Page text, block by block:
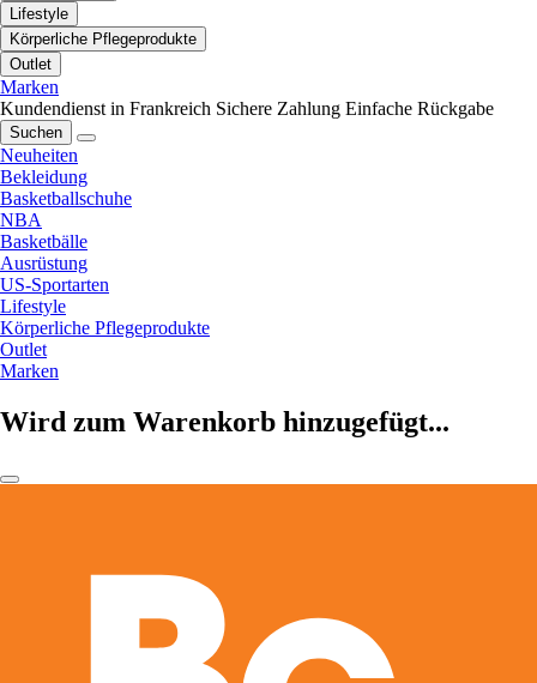
Lifestyle
Körperliche Pflegeprodukte
Outlet
Marken
Kundendienst in Frankreich Sichere Zahlung Einfache Rückgabe
Suchen
Neuheiten
Bekleidung
Basketballschuhe
NBA
Basketbälle
Ausrüstung
US-Sportarten
Lifestyle
Körperliche Pflegeprodukte
Outlet
Marken
Wird zum Warenkorb hinzugefügt...